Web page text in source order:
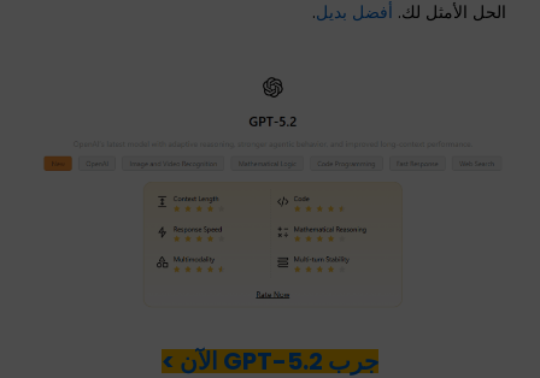
الحل الأمثل لك. أفضل بديل.
جرب GPT-5.2 الآن >